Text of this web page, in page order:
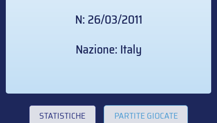
N: 26/03/2011
Nazione: Italy
STATISTICHE PARTITE GIOCATE